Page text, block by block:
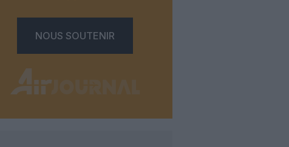
NOUS SOUTENIR